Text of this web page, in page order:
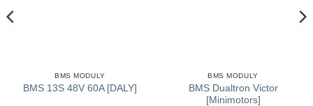
BMS MODULY
BMS 13S 48V 60A [DALY]
BMS MODULY
BMS Dualtron Victor
[Minimotors]